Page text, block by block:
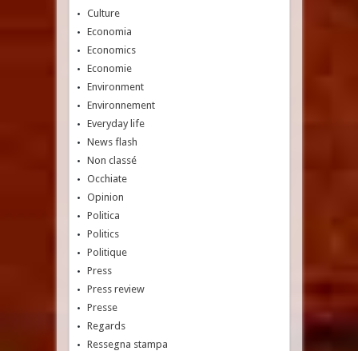
Culture
Economia
Economics
Economie
Environment
Environnement
Everyday life
News flash
Non classé
Occhiate
Opinion
Politica
Politics
Politique
Press
Press review
Presse
Regards
Ressegna stampa